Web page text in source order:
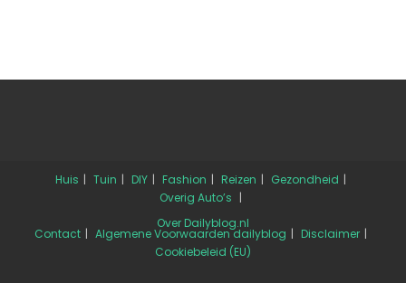
Huis Tuin DIY Fashion Reizen
Gezondheid
Overig Auto’s
Over Dailyblog.nl
Contact Algemene Voorwaarden dailyblog
Disclaimer
Cookiebeleid (EU)